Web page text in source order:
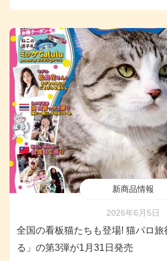
新商品情報
2026年6月5日
全国の看板猫たちも登場! 猫パロ
る」の第3弾が1月31日発売